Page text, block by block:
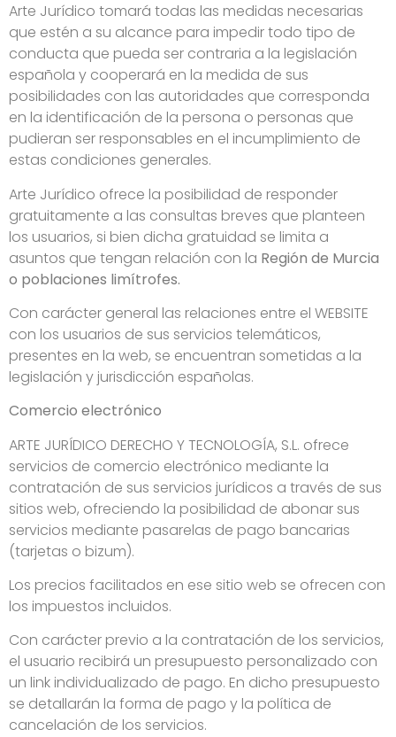
Arte Jurídico tomará todas las medidas necesarias
que estén a su alcance para impedir todo tipo de
conducta que pueda ser contraria a la legislación
española y cooperará en la medida de sus
posibilidades con las autoridades que corresponda
en la identificación de la persona o personas que
pudieran ser responsables en el incumplimiento de
estas condiciones generales.
Arte Jurídico ofrece la posibilidad de responder
gratuitamente a las consultas breves que planteen
los usuarios, si bien dicha gratuidad se limita a
asuntos que tengan relación con la Región de Murcia
o poblaciones limítrofes.
Con carácter general las relaciones entre el WEBSITE
con los usuarios de sus servicios telemáticos,
presentes en la web, se encuentran sometidas a la
legislación y jurisdicción españolas.
Comercio electrónico
ARTE JURÍDICO DERECHO Y TECNOLOGÍA, S.L. ofrece
servicios de comercio electrónico mediante la
contratación de sus servicios jurídicos a través de sus
sitios web, ofreciendo la posibilidad de abonar sus
servicios mediante pasarelas de pago bancarias
(tarjetas o bizum).
Los precios facilitados en ese sitio web se ofrecen con
los impuestos incluidos.
Con carácter previo a la contratación de los servicios,
el usuario recibirá un presupuesto personalizado con
un link individualizado de pago. En dicho presupuesto
se detallarán la forma de pago y la política de
cancelación de los servicios.